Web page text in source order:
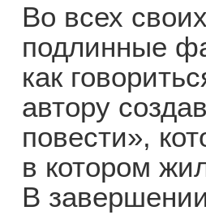
Во всех
подлинные
как
автору
повести»,
в котором
В